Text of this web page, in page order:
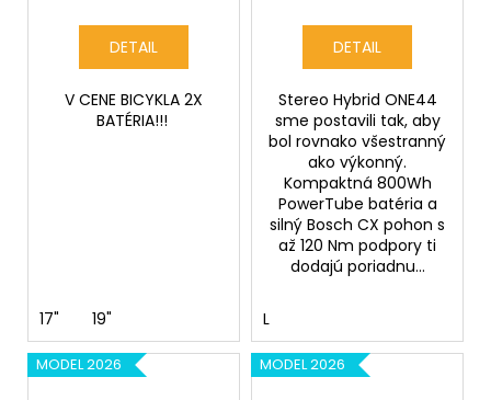
DETAIL
V CENE BICYKLA 2X
BATÉRIA!!!
17" 19"
DETAIL
Stereo Hybrid ONE44
sme postavili tak, aby
bol rovnako všestranný
ako výkonný.
Kompaktná 800Wh
PowerTube batéria a
silný Bosch CX pohon s
až 120 Nm podpory ti
dodajú poriadnu...
L
MODEL 2026 MODEL 2026